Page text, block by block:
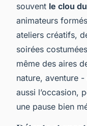
souvent le clou
animateurs
ateliers créatifs,
soirées
même des aires
nature, aventure -
aussi l’occasion,
une pause bien